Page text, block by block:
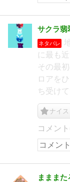
サクラ翡
ネタバレ
に最も
その最
ロアを
ち受け
ナイス
コメン
ままま